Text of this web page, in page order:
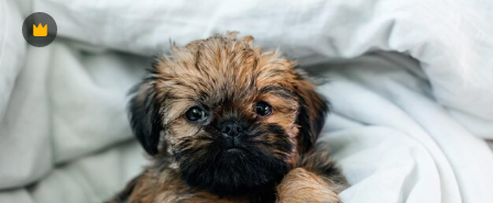
Premium